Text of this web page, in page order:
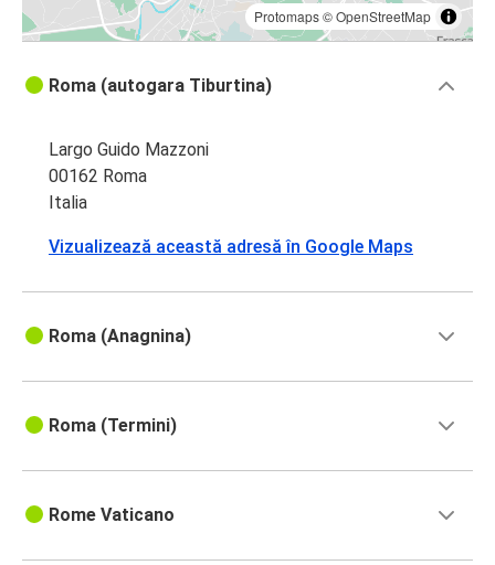
Protomaps©OpenStreetMap
Roma (autogara Tiburtina)
Largo Guido Mazzoni
00162 Roma
Italia
Vizualizează această adresă în Google Maps
Roma (Anagnina)
Roma (Termini)
Rome Vaticano